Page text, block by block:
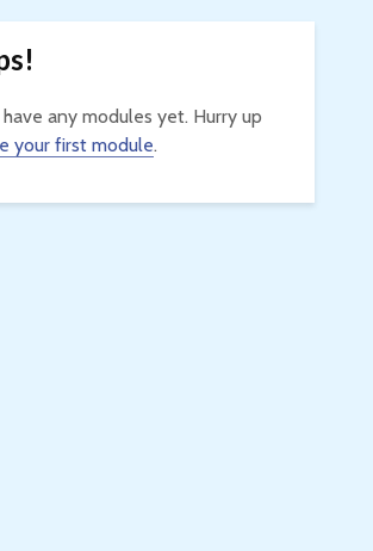
any modules yet. Hurry up
your first module.